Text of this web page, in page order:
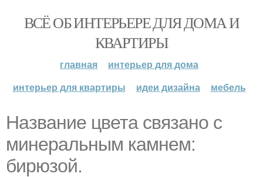
ВСЁ ОБ ИНТЕРЬЕРЕ ДЛЯ ДОМА И
КВАРТИРЫ
главная
интерьер для дома
интерьер для квартиры
идеи дизайна мебель
Название цвета связано с
минеральным камнем:
бирюзой.